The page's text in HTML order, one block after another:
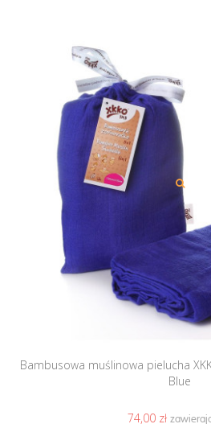
Bambusowa muślinowa pielucha
Blue
74,00 ‎zł